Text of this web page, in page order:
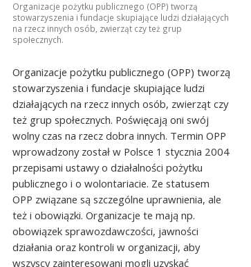
Organizacje pożytku publicznego (OPP) tworzą
stowarzyszenia i fundacje skupiające ludzi działających
na rzecz innych osób, zwierząt czy też grup
społecznych.
Organizacje pożytku publicznego (OPP) tworzą
stowarzyszenia i fundacje skupiające ludzi
działających na rzecz innych osób, zwierząt czy
też grup społecznych. Poświęcają oni swój
wolny czas na rzecz dobra innych. Termin OPP
wprowadzony został w Polsce 1 stycznia 2004
przepisami ustawy o działalności pożytku
publicznego i o wolontariacie. Ze statusem
OPP związane są szczególne uprawnienia, ale
też i obowiązki. Organizacje te mają np.
obowiązek sprawozdawczości, jawności
działania oraz kontroli w organizacji, aby
wszyscy zainteresowani mogli uzyskać